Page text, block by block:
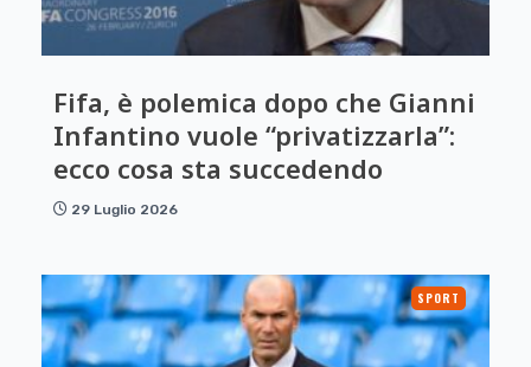
Fifa, è polemica dopo che Gianni
Infantino vuole “privatizzarla”:
ecco cosa sta succedendo
29 Luglio 2026
SPORT